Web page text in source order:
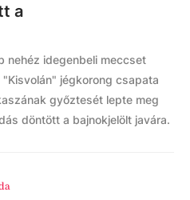
a
nehéz idegenbeli meccset
jégkorong csapata
győztesét lepte meg
döntött a bajnokjelölt javára.